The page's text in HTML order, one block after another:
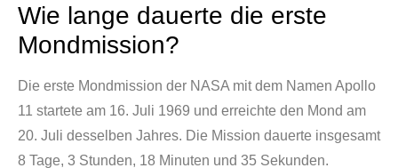
Wie lange dauerte die erste
Mondmission?
Die erste Mondmission der NASA mit dem Namen Apollo
11 startete am 16. Juli 1969 und erreichte den Mond am
20. Juli desselben Jahres. Die Mission dauerte insgesamt
8 Tage, 3 Stunden, 18 Minuten und 35 Sekunden.